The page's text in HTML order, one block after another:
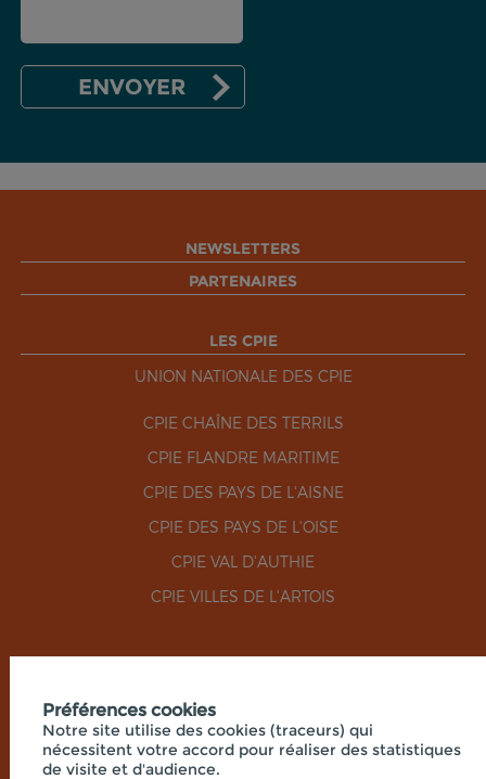
NEWSLETTERS
PARTENAIRES
LES CPIE
UNION NATIONALE DES CPIE
CPIE CHAÎNE DES TERRILS
CPIE FLANDRE MARITIME
CPIE DES PAYS DE L'AISNE
CPIE DES PAYS DE L'OISE
CPIE VAL D'AUTHIE
CPIE VILLES DE L'ARTOIS
Préférences cookies
Notre site utilise des cookies (traceurs) qui
nécessitent votre accord pour réaliser des statistiques
de visite et d'audience.